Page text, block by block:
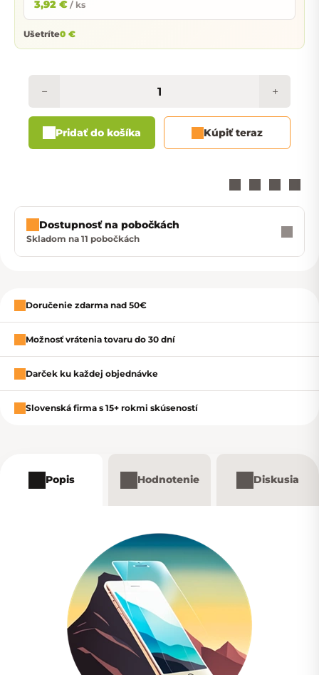
3,92 € / ks
Ušetríte0 €
+
−
Pridať do košíka Kúpiť teraz
Zavrieť
Dostupnosť na pobočkách
Skladom na 11 pobočkách
Doručenie zdarma nad 50€
Možnosť vrátenia tovaru do 30 dní
Darček ku každej objednávke
Slovenská firma s 15+ rokmi skúseností
Popis Hodnotenie Diskusia